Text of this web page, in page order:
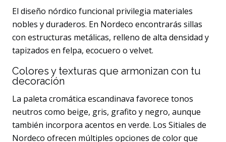
El diseño nórdico funcional privilegia materiales
nobles y duraderos. En Nordeco encontrarás sillas
con estructuras metálicas, relleno de alta densidad y
tapizados en felpa, ecocuero o velvet.
Colores y texturas que armonizan con tu
decoración
La paleta cromática escandinava favorece tonos
neutros como beige, gris, grafito y negro, aunque
también incorpora acentos en verde. Los Sitiales de
Nordeco ofrecen múltiples opciones de color que